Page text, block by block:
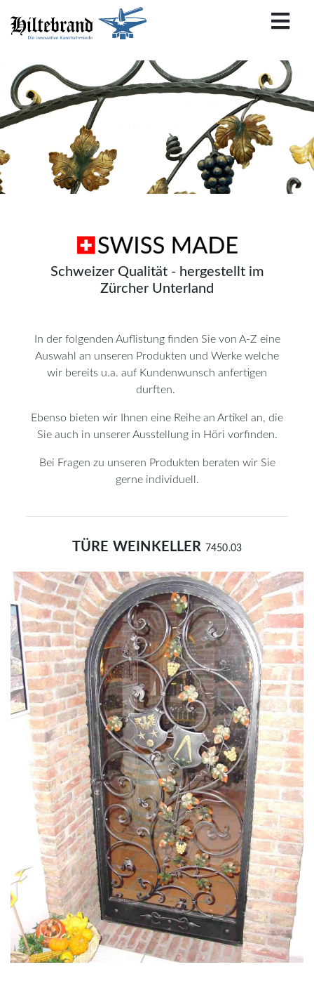
Schweizer Qualität - hergestellt im
Zürcher Unterland
In der folgenden Auflistung finden Sie von A-Z eine
Auswahl an unseren Produkten und Werke welche
wir bereits u.a. auf Kundenwunsch anfertigen
durften.
Ebenso bieten wir Ihnen eine Reihe an Artikel an, die
Sie auch in unserer Ausstellung in Höri vorfinden.
Bei Fragen zu unseren Produkten beraten wir Sie
gerne individuell.
TÜRE WEINKELLER 7450.03